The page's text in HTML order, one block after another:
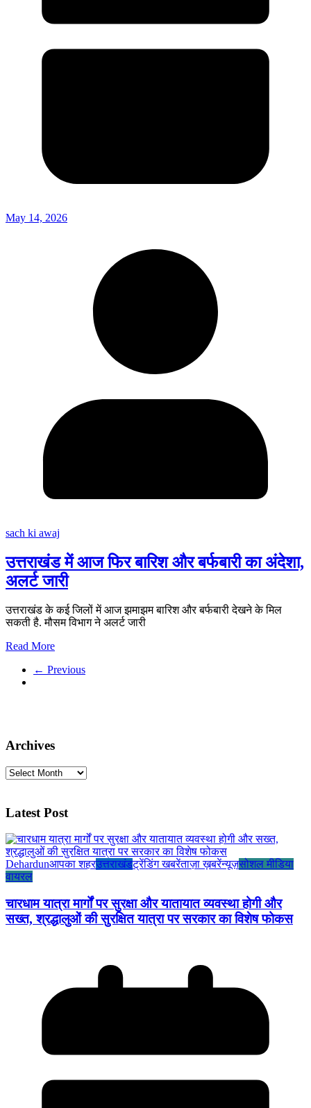
May 14, 2026
sach ki awaj
उत्तराखंड में आज फिर बारिश और बर्फबारी का अंदेशा,
अलर्ट जारी
उत्तराखंड के कई जिलों में आज झमाझम बारिश और बर्फबारी देखने के मिल
सकती है. मौसम विभाग ने अलर्ट जारी
Read More
← Previous
Archives
Archives
Latest Post
Dehardunआपका शहरउत्तराखंडट्रेंडिंग खबरेंताज़ा ख़बरेंन्यूज़सोशल मीडिया
वायरल
चारधाम यात्रा मार्गों पर सुरक्षा और यातायात व्यवस्था होगी और
सख्त, श्रद्धालुओं की सुरक्षित यात्रा पर सरकार का विशेष फोकस